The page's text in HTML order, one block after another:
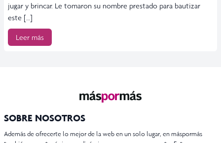
jugar y brincar. Le tomaron su nombre prestado para bautizar
este […]
Leer más
SOBRE NOSOTROS
Además de ofrecerte lo mejor de la web en un solo lugar, en máspormás